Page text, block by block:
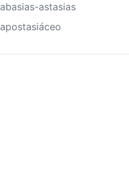
abasias-astasias
apostasiáceo